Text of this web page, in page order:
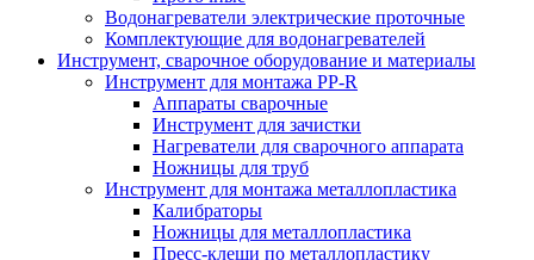
Водонагреватели электрические проточные
Комплектующие для водонагревателей
Инструмент, сварочное оборудование и материалы
Инструмент для монтажа PP-R
Аппараты сварочные
Инструмент для зачистки
Нагреватели для сварочного аппарата
Ножницы для труб
Инструмент для монтажа металлопластика
Калибраторы
Ножницы для металлопластика
Пресс-клещи по металлопластику